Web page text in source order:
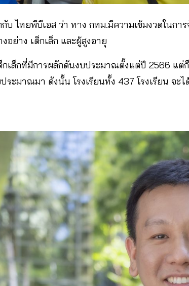
บ ไทยพีบีเอส ว่า ทาง กทม.มีความเข้มงวดในก
อย่าง เด็กเล็ก และผู้สูงอายุ
กเล็กที่มีการผลักดันงบประมาณตั้งแต่ปี 2566 แต่
ระมาณมา ดังนั้น โรงเรียนทั้ง 437 โรงเรียน จะ